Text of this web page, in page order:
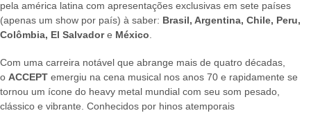
pela américa latina com apresentações exclusivas em sete países
(apenas um show por país) à saber: Brasil, Argentina, Chile, Peru,
Colômbia, El Salvador e México.
Com uma carreira notável que abrange mais de quatro décadas,
o ACCEPT emergiu na cena musical nos anos 70 e rapidamente se
tornou um ícone do heavy metal mundial com seu som pesado,
clássico e vibrante. Conhecidos por hinos atemporais